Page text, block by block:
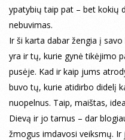
ypatybių taip pat – bet kokių
nebuvimas.
Ir ši karta dabar žengia į
yra ir tų, kurie gynė tikėjimo
pusėje. Kad ir kaip jums
buvo tų, kurie atidirbo didelį
nuopelnus. Taip, maištas,
Dievą ir jo tarnus – dar
žmogus imdavosi veiksmų.